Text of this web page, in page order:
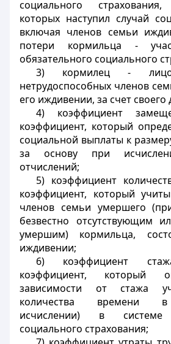
социального
которых наступил случай
включая членов семьи
потери кормильца -
обязательного социального
3) кормилец -
нетрудоспособных членов
его иждивении, за счет своего
4) коэффициент
коэффициент, который
социальной выплаты к
за основу при
отчислений;
5) коэффициент
коэффициент, который
членов семьи умершего
безвестно отсутствующим
умершим) кормильца,
иждивении;
6) коэффициент
коэффициент, который
зависимости от стажа
количества времени в
исчислении) в системе
социального страхования;